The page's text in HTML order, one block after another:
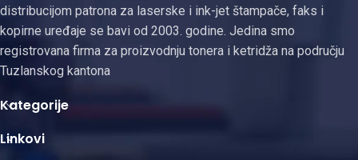
distribucijom patrona za laserske i ink-jet štampače, faks i
kopirne uređaje se bavi od 2003. godine. Jedina smo
registrovana firma za proizvodnju tonera i ketridža na području
Tuzlanskog kantona
Kategorije
Linkovi